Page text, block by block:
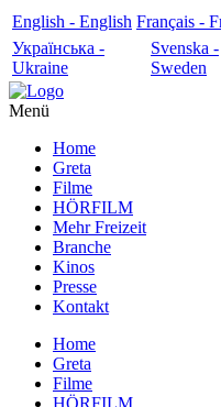
English - English Français -
Українська -
Ukraine
Svenska -
Sweden
Menü
Home
Greta
Filme
HÖRFILM
Mehr Freizeit
Branche
Kinos
Presse
Kontakt
Home
Greta
Filme
HÖRFILM